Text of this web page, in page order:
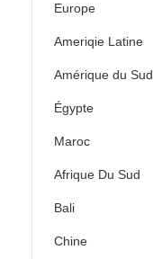
Europe
Ameriqie Latine
Amérique du Sud
Égypte
Maroc
Afrique Du Sud
Bali
Chine